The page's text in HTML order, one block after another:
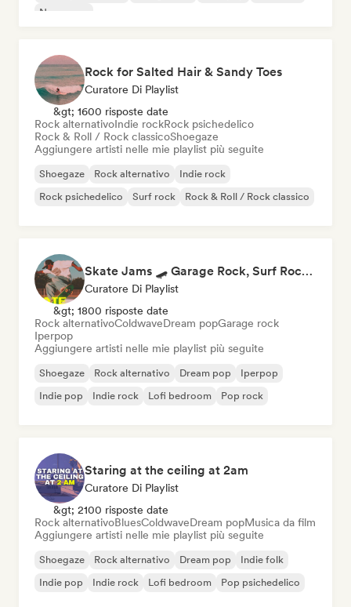
New wave
Rock for Salted Hair & Sandy Toes
Curatore Di Playlist
&gt; 1600 risposte date
Rock alternativoIndie rockRock psichedelico
Rock & Roll / Rock classicoShoegaze
Aggiungere artisti nelle mie playlist più seguite
Shoegaze Rock alternativo
Indie rock
Rock psichedelico
Surf rock Rock & Roll / Rock classico
Skate Jams 🛹 Garage Rock, Surf Rock & Neo-Psych
Curatore Di Playlist
&gt; 1800 risposte date
Rock alternativoColdwaveDream popGarage rock
Iperpop
Aggiungere artisti nelle mie playlist più seguite
Shoegaze Rock alternativo Dream pop
Iperpop
Indie pop
Indie rock Lofi bedroom Pop rock
Staring at the ceiling at 2am
Curatore Di Playlist
&gt; 2100 risposte date
Rock alternativoBluesColdwaveDream popMusica da film
Aggiungere artisti nelle mie playlist più seguite
Shoegaze Rock alternativo Dream pop
Indie folk
Indie pop
Indie rock Lofi bedroom Pop psichedelico